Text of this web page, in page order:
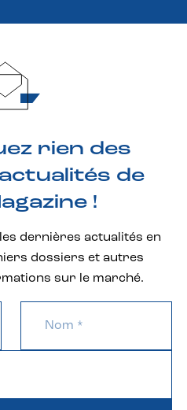
rien des
de
!
dernières actualités en
dossiers et autres
sur le marché.